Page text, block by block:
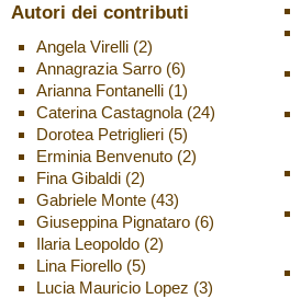
Autori dei contributi
Angela Virelli(2)
Annagrazia Sarro(6)
Arianna Fontanelli(1)
Caterina Castagnola(24)
Dorotea Petriglieri(5)
Erminia Benvenuto(2)
Fina Gibaldi(2)
Gabriele Monte(43)
Giuseppina Pignataro(6)
Ilaria Leopoldo(2)
Lina Fiorello(5)
Lucia Mauricio Lopez (3)